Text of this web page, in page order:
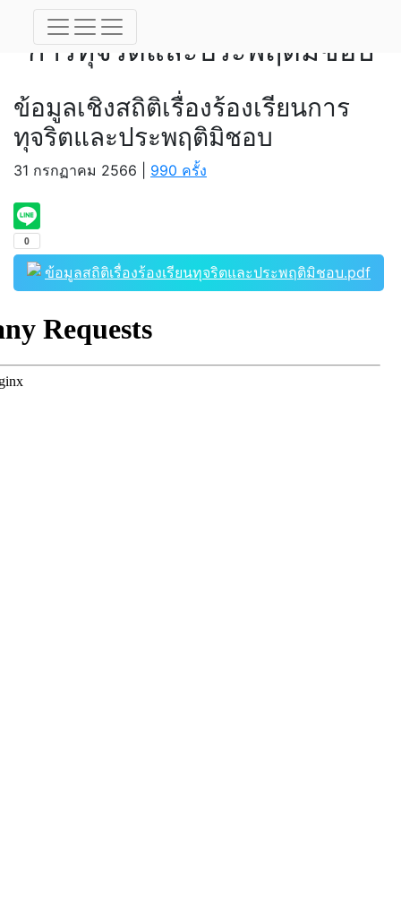
ข้อมูลเชิงสถิติเรื่องร้องเรียน
การทุจริตและประพฤติมิชอบ
ข้อมูลเชิงสถิติเรื่องร้องเรียนการ
ทุจริตและประพฤติมิชอบ
31 กรกฏาคม 2566 | 990 ครั้ง
ข้อมูลสถิติเรื่องร้องเรียนทุจริตและประพฤติมิชอบ.pdf